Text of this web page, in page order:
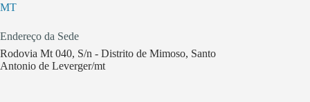
MT
Endereço da Sede
Rodovia Mt 040, S/n - Distrito de Mimoso, Santo
Antonio de Leverger/mt